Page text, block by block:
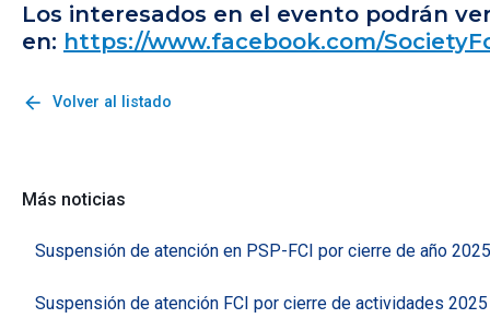
Los interesados en el evento podrán
en: https://www.facebook.com/
arrow_back Volver al listado
Más noticias
Suspensión de atención en PSP-FCI por cierre de año 2025
Suspensión de atención FCI por cierre de actividades 2025